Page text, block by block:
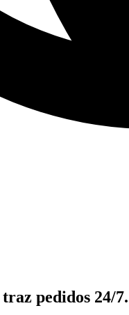
traz pedidos 24/7.